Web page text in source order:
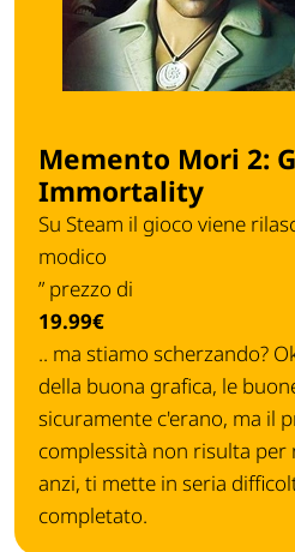
Memento Mori 2:
Immortality
Su Steam il gioco viene
modico
” prezzo di
19.99€
.. ma stiamo scherzando?
della buona grafica, le
sicuramente c'erano, ma il
complessità non risulta per
anzi, ti mette in seria
completato.